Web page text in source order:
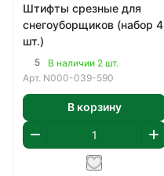
Штифты срезные для
снегоуборщиков (набор 4
шт.)
5
В наличии 2 шт.
Арт. N000-039-590
В корзину